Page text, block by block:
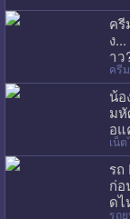
ครี
ง
าว
ครี
น้อ
มหั
อแ
เน็
รถ
ก่อ
ดไ
รถ